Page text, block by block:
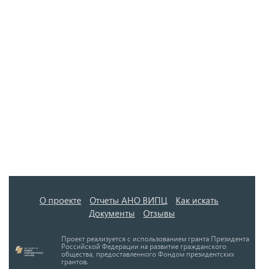
О проекте Отчеты АНО ВИПЦ
Как искать
Документы
Отзывы
Проект реализуется с использованием гранта Президента
Российской Федерации на развитие гражданского
общества, предоставленного Фондом президентских
грантов.